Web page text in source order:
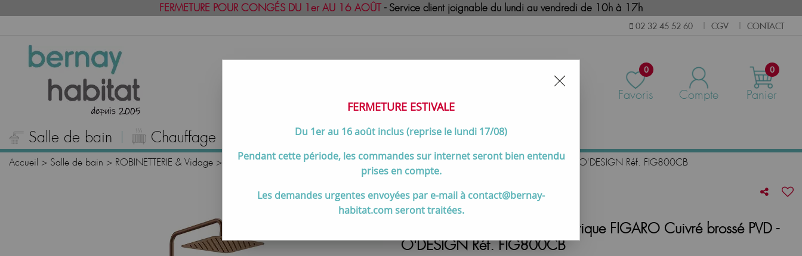
FERMETURE POUR CONGÉS DU 1er AU 16 AOÛT- Service client joignable du lundi au vendredi de 10h à 17h
02 32 45 52 60 CGV CONTACT
0
Favoris Compte
0
Panier
Salle de bain Chauffage Cuisson Meilleures ventes Contactez-nous
Accueil > Salle de bain > ROBINETTERIE & Vidage > Colonnes de douche >Colonne de douche thermostatique FIGARO Cuivré brossé PVD - O'DESIGN Réf. FIG800CB
Colonne de douche thermostatique FIGARO Cuivré brossé PVD -
O'DESIGN Réf. FIG800CB
FERMETURE ESTIVALE
Du 1er au 16 août inclus (reprise le lundi 17/08)
Pendant cette période, les commandes sur internet seront bien entendu
prises en compte.
Les demandes urgentes envoyées par e-mail à contact@bernay-
habitat.com seront traitées.